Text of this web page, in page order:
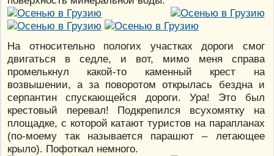
На относительно пологих участках дороги смог
двигаться в седле, и вот, мимо меня справа
промелькнул какой-то каменный крест на
возвышении, а за поворотом открылась бездна и
серпантин спускающейся дороги. Ура! Это был
крестовый перевал! Подкрепился всухомятку на
площадке, с которой катают туристов на парапланах
(по-моему так называется парашют – летающее
крыло). Пофоткал немного.